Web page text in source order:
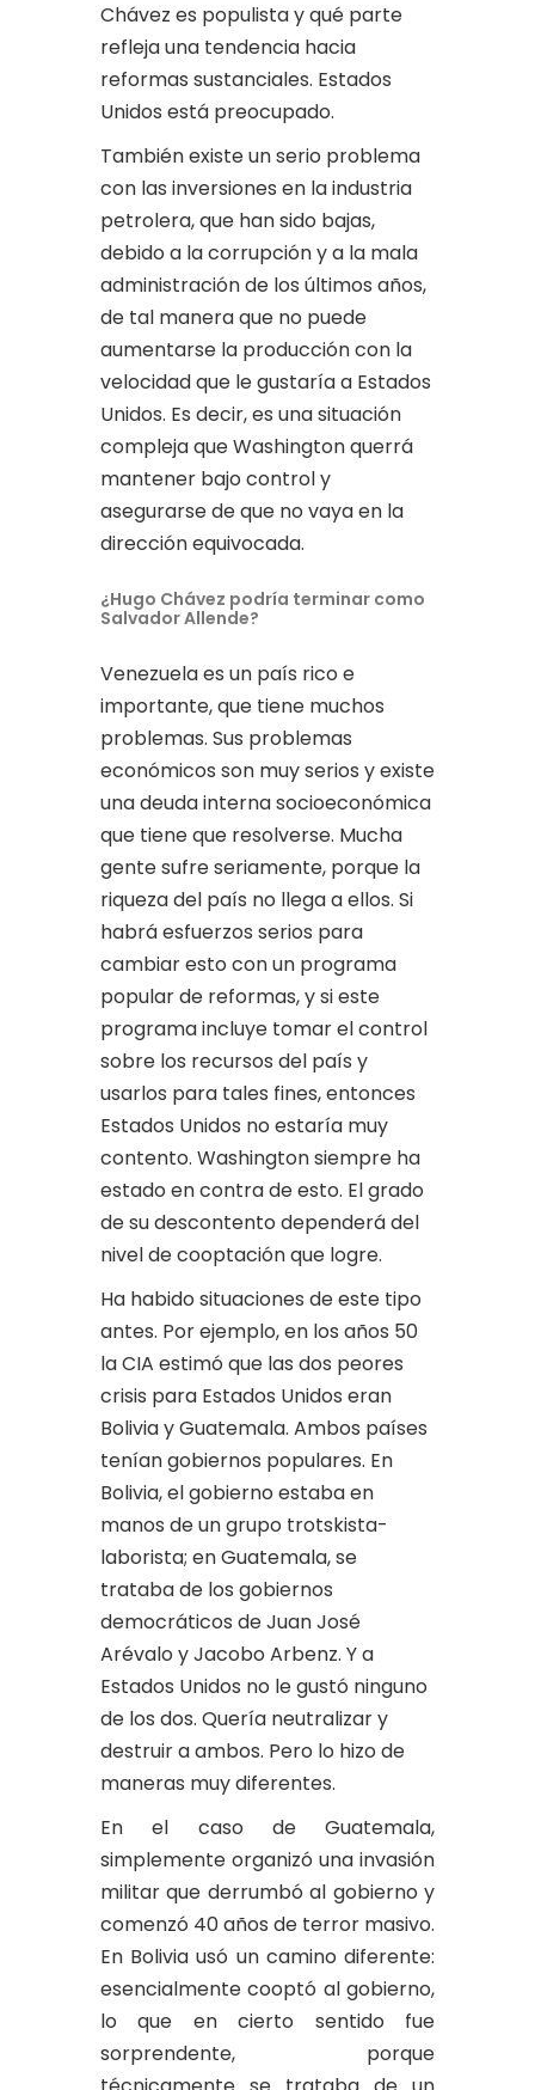
Chávez es populista y qué parte
refleja una tendencia hacia
reformas sustanciales. Estados
Unidos está preocupado.
También existe un serio problema
con las inversiones en la industria
petrolera, que han sido bajas,
debido a la corrupción y a la mala
administración de los últimos años,
de tal manera que no puede
aumentarse la producción con la
velocidad que le gustaría a Estados
Unidos. Es decir, es una situación
compleja que Washington querrá
mantener bajo control y
asegurarse de que no vaya en la
dirección equivocada.
¿Hugo Chávez podría terminar como
Salvador Allende?
Venezuela es un país rico e
importante, que tiene muchos
problemas. Sus problemas
económicos son muy serios y existe
una deuda interna socioeconómica
que tiene que resolverse. Mucha
gente sufre seriamente, porque la
riqueza del país no llega a ellos. Si
habrá esfuerzos serios para
cambiar esto con un programa
popular de reformas, y si este
programa incluye tomar el control
sobre los recursos del país y
usarlos para tales fines, entonces
Estados Unidos no estaría muy
contento. Washington siempre ha
estado en contra de esto. El grado
de su descontento dependerá del
nivel de cooptación que logre.
Ha habido situaciones de este tipo
antes. Por ejemplo, en los años 50
la CIA estimó que las dos peores
crisis para Estados Unidos eran
Bolivia y Guatemala. Ambos países
tenían gobiernos populares. En
Bolivia, el gobierno estaba en
manos de un grupo trotskista-
laborista; en Guatemala, se
trataba de los gobiernos
democráticos de Juan José
Arévalo y Jacobo Arbenz. Y a
Estados Unidos no le gustó ninguno
de los dos. Quería neutralizar y
destruir a ambos. Pero lo hizo de
maneras muy diferentes.
En el caso de Guatemala,
simplemente organizó una invasión
militar que derrumbó al gobierno y
comenzó 40 años de terror masivo.
En Bolivia usó un camino diferente:
esencialmente cooptó al gobierno,
lo que en cierto sentido fue
sorprendente, porque